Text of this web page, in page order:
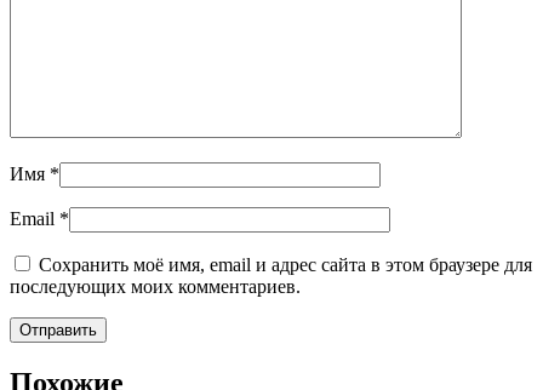
Имя *
Email *
Сохранить моё имя, email и адрес сайта в этом браузере для
последующих моих комментариев.
Похожие